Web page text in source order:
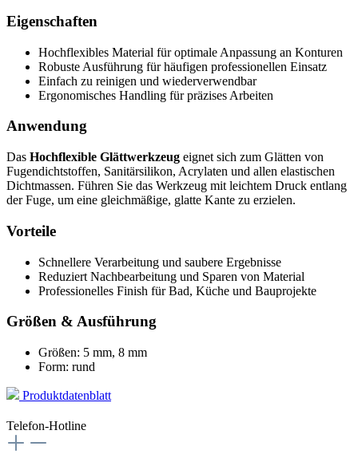
Eigenschaften
Hochflexibles Material für optimale Anpassung an Konturen
Robuste Ausführung für häufigen professionellen Einsatz
Einfach zu reinigen und wiederverwendbar
Ergonomisches Handling für präzises Arbeiten
Anwendung
Das Hochflexible Glättwerkzeug eignet sich zum Glätten von
Fugendichtstoffen, Sanitärsilikon, Acrylaten und allen elastischen
Dichtmassen. Führen Sie das Werkzeug mit leichtem Druck entlang
der Fuge, um eine gleichmäßige, glatte Kante zu erzielen.
Vorteile
Schnellere Verarbeitung und saubere Ergebnisse
Reduziert Nachbearbeitung und Sparen von Material
Professionelles Finish für Bad, Küche und Bauprojekte
Größen & Ausführung
Größen: 5 mm, 8 mm
Form: rund
Produktdatenblatt
Telefon-Hotline